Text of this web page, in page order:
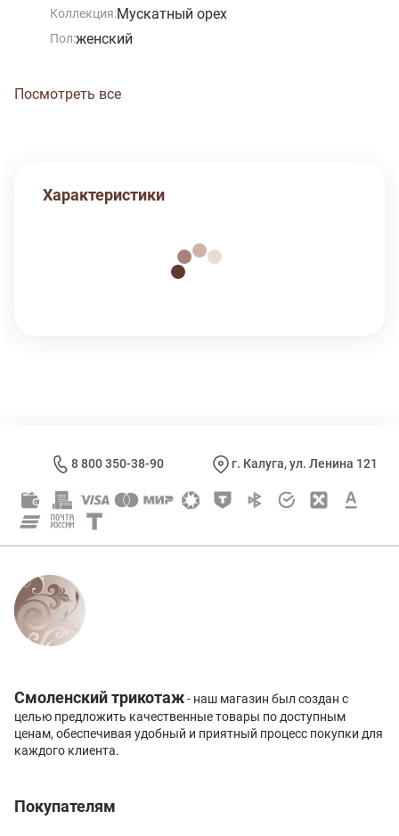
Коллекция:Мускатный орех
Пол:женский
Посмотреть все
Характеристики
8 800 350-38-90 г. Калуга, ул. Ленина 121
Смоленский трикотаж- наш магазин был создан с
целью предложить качественные товары по доступным
ценам, обеспечивая удобный и приятный процесс покупки для
каждого клиента.
Покупателям